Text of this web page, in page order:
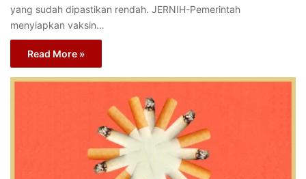
yang sudah dipastikan rendah. JERNIH-Pemerintah
menyiapkan vaksin…
Read More »